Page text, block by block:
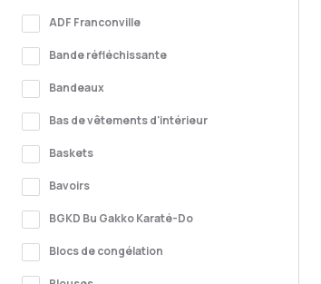
ADF Franconville
Bande réfléchissante
Bandeaux
Bas de vêtements d'intérieur
Baskets
Bavoirs
BGKD Bu Gakko Karaté-Do
Blocs de congélation